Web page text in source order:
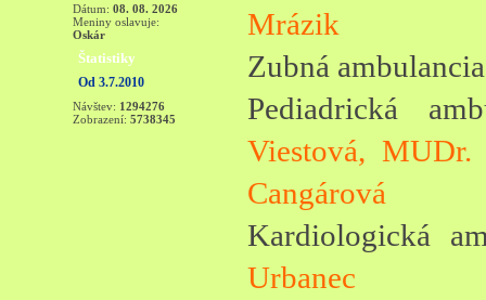
Dátum: 08. 08. 2026
Meniny oslavuje:
Oskár
Štatistiky
Od 3.7.2010
Návštev: 1294276
Zobrazení: 5738345
Mrázik
Zubná
Pediadrická
Viestová, MUDr.
Cangárová
Kardiologická
Urbanec